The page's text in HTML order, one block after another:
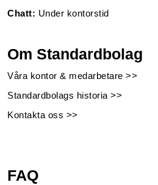
Chatt: Under kontorstid
Om Standardbolag
Våra kontor & medarbetare >>
Standardbolags historia >>
Kontakta oss >>
FAQ